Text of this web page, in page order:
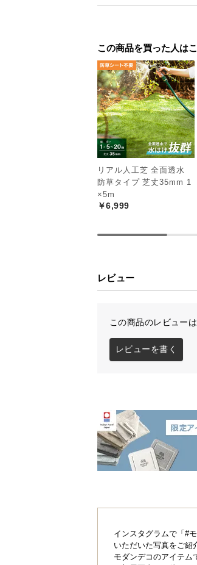
この商品を買った人は
リアル人工芝 全面透水
防草タイプ 芝丈35mm 1
×5m
￥6,999
レビュー
この商品のレビュー
レビューを書く
インスタグラムで「#
いただいた写真をご紹
モダンデコのアイテム